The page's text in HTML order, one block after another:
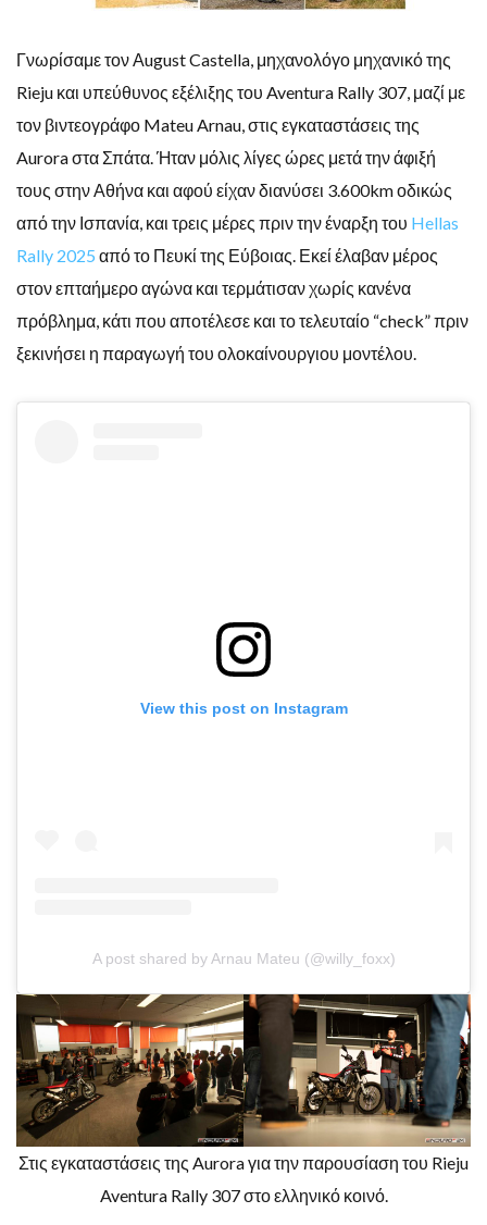
Γνωρίσαμε τον Αugust Castella, μηχανολόγο μηχανικό της
Rieju και υπεύθυνος εξέλιξης του Aventura Rally 307, μαζί με
τον βιντεογράφο Mateu Arnau, στις εγκαταστάσεις της
Aurora στα Σπάτα. Ήταν μόλις λίγες ώρες μετά την άφιξή
τους στην Αθήνα και αφού είχαν διανύσει 3.600km οδικώς
από την Ισπανία, και τρεις μέρες πριν την έναρξη του Hellas
Rally 2025 από το Πευκί της Εύβοιας. Εκεί έλαβαν μέρος
στον επταήμερο αγώνα και τερμάτισαν χωρίς κανένα
πρόβλημα, κάτι που αποτέλεσε και το τελευταίο “check” πριν
ξεκινήσει η παραγωγή του ολοκαίνουργιου μοντέλου.
View this post on Instagram
A post shared by Arnau Mateu (@willy_foxx)
Στις εγκαταστάσεις της Aurora για την παρουσίαση του Rieju
Aventura Rally 307 στο ελληνικό κοινό.